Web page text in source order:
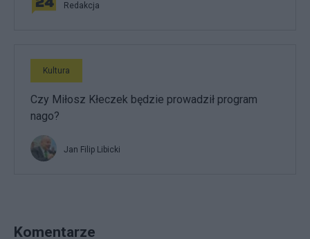
Redakcja
Kultura
Czy Miłosz Kłeczek będzie prowadził program
nago?
Jan Filip Libicki
Komentarze